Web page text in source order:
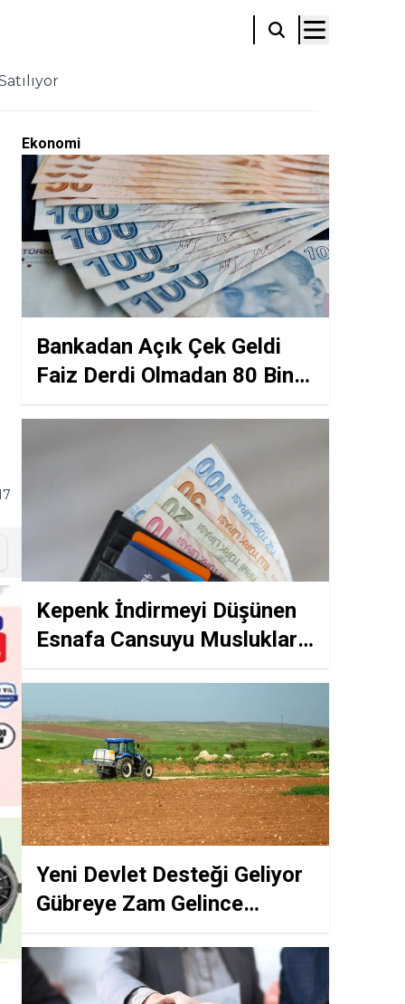
Ekonomi
Bankadan Açık Çek Geldi
Faiz Derdi Olmadan 80 Bin
Lira Anında Hesapta
Kepenk İndirmeyi Düşünen
Esnafa Cansuyu Musluklar
Açıldı Hesaba 1 Milyon Lira
Yeni Devlet Desteği Geliyor
Gübreye Zam Gelince
Çiftçinin Maliyeti Arttı